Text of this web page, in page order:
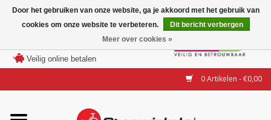
Veilig online betalen
0 Artikelen - €0,00
Merken
Modellen
Door het gebruiken van onze website, ga je akkoord met het gebruik van
cookies om onze website te verbeteren.
Dit bericht verbergen
Meer over cookies »